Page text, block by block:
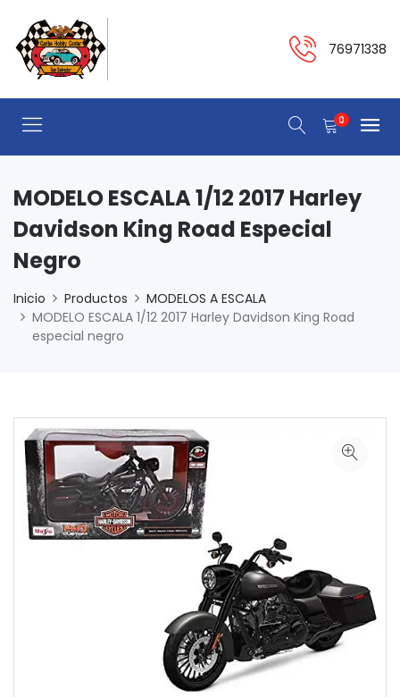
76971338
0
MODELO ESCALA 1/12 2017 Harley
Davidson King Road Especial
Negro
Inicio Productos
MODELOS A ESCALA
MODELO ESCALA 1/12 2017 Harley Davidson King Road
especial negro